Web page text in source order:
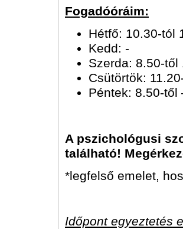
Fogadóóráim:
Hétfő: 10.30-tól
Kedd: -
Szerda: 8.50-től
Csütörtök:
Péntek: 8.50-től
A pszichológusi
található!
*legfelső emelet,
Időpont egyeztetés